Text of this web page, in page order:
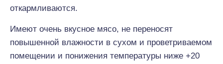
откармливаются.
Имеют очень вкусное мясо, не переносят
повышенной влажности в сухом и проветриваемом
помещении и понижения температуры ниже +20